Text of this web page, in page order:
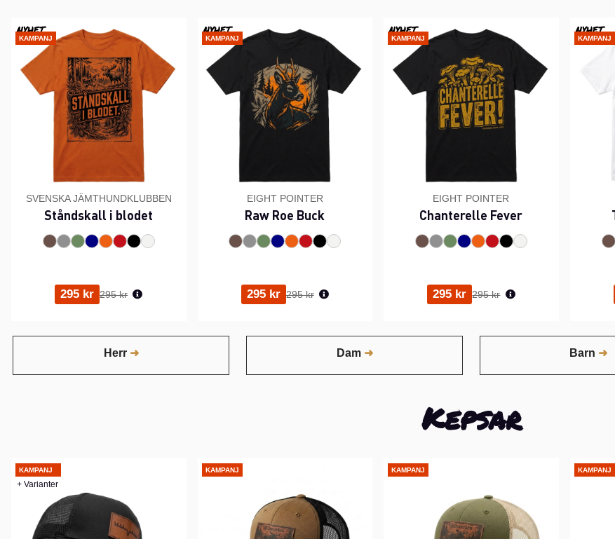
NYHET
KAMPANJ
SVENSKA JÄMTHUNDKLUBBEN
Ståndskall i blodet
295 kr Ordinarie pris:
295 kr
NYHET
KAMPANJ
EIGHT POINTER
Raw Roe Buck
295 kr Ordinarie pris:
295 kr
NYHET
KAMPANJ
EIGHT POINTER
Chanterelle Fever
295 kr Ordinarie pris:
295 kr
NYHET
KAMPANJ
Herr Dam Barn
Kepsar
KAMPANJ
+ Varianter
KAMPANJ KAMPANJ KAMPANJ